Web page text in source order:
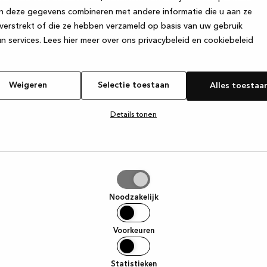
deze gegevens combineren met andere informatie die u aan ze
of die ze hebben verzameld op basis van uw gebruik
services. Lees hier meer over ons privacybeleid en cookiebeleid
Weigeren Selectie toestaan Alles
Details tonen
Noodzakelijk
Voorkeuren
Statistieken
has occurred while loadingwww.kvik.nl (see the